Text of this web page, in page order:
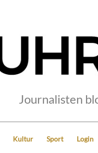
Journalisten
Kultur Sport Login